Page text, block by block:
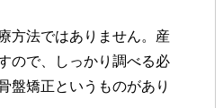
方法ではありません。産
ので、しっかり調べる必
盤矯正というものがあり